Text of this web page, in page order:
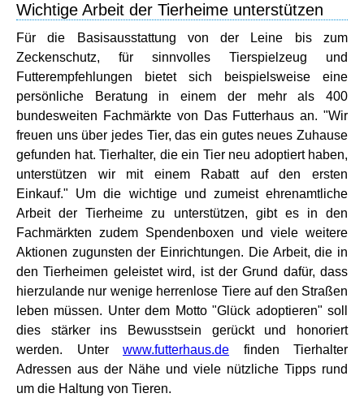
Wichtige Arbeit der Tierheime unterstützen
Für die Basisausstattung von der Leine bis zum
Zeckenschutz, für sinnvolles Tierspielzeug und
Futterempfehlungen bietet sich beispielsweise eine
persönliche Beratung in einem der mehr als 400
bundesweiten Fachmärkte von Das Futterhaus an. "Wir
freuen uns über jedes Tier, das ein gutes neues Zuhause
gefunden hat. Tierhalter, die ein Tier neu adoptiert haben,
unterstützen wir mit einem Rabatt auf den ersten
Einkauf." Um die wichtige und zumeist ehrenamtliche
Arbeit der Tierheime zu unterstützen, gibt es in den
Fachmärkten zudem Spendenboxen und viele weitere
Aktionen zugunsten der Einrichtungen. Die Arbeit, die in
den Tierheimen geleistet wird, ist der Grund dafür, dass
hierzulande nur wenige herrenlose Tiere auf den Straßen
leben müssen. Unter dem Motto "Glück adoptieren" soll
dies stärker ins Bewusstsein gerückt und honoriert
werden. Unter www.futterhaus.de finden Tierhalter
Adressen aus der Nähe und viele nützliche Tipps rund
um die Haltung von Tieren.